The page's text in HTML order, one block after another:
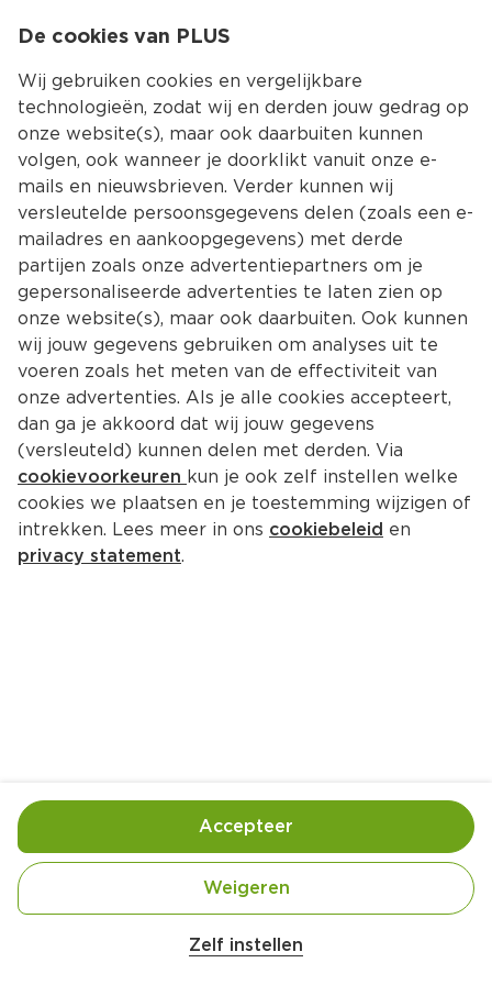
Kies jouw
250 gram champignons (in plakjes,
De cookies van PLUS
Wij gebruiken cookies en vergelijkbare
technologieën, zodat wij en derden jouw gedrag op
onze website(s), maar ook daarbuiten kunnen
volgen, ook wanneer je doorklikt vanuit onze e-
mails en nieuwsbrieven. Verder kunnen wij
versleutelde persoonsgegevens delen (zoals een e-
mailadres en aankoopgegevens) met derde
partijen zoals onze advertentiepartners om je
gepersonaliseerde advertenties te laten zien op
onze website(s), maar ook daarbuiten. Ook kunnen
wij jouw gegevens gebruiken om analyses uit te
voeren zoals het meten van de effectiviteit van
onze advertenties. Als je alle cookies accepteert,
dan ga je akkoord dat wij jouw gegevens
(versleuteld) kunnen delen met derden. Via
cookievoorkeuren kun je ook zelf instellen welke
cookies we plaatsen en je toestemming wijzigen of
intrekken. Lees meer in ons cookiebeleid en
privacy statement.
Zelf instellen
Weigeren
Accepteer